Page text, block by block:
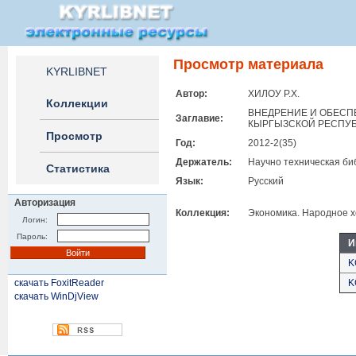
KYRLIBNET
Коллекции
Просмотр
Статистика
Авторизация
Логин:
Пароль:
скачать FoxitReader
скачать WinDjView
Просмотр материала
Автор: ХИЛОУ Р.Х.
Заглавие:
ВНЕДРЕНИЕ И
КЫРГЫЗСКОЙ
Год:
2012-2(35)
Держатель:
Научно техническая
Язык:
Русский
Коллекция: Экономика. Народное